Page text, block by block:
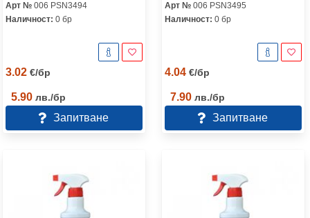
Арт № 006 PSN3494
Наличност: 0 бр
3.02 €/бр
5.90 лв./бр
Запитване
Арт № 006 PSN3495
Наличност: 0 бр
4.04 €/бр
7.90 лв./бр
Запитване